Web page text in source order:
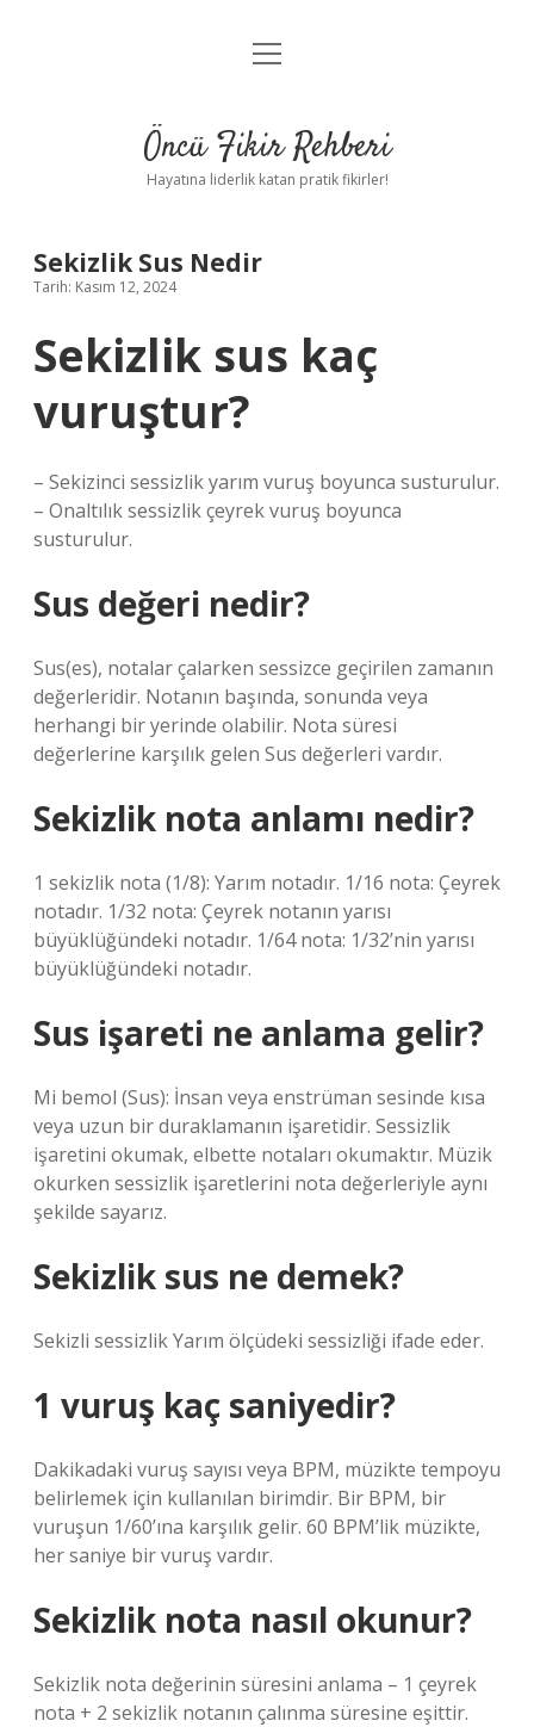
Anasayfa
Yasal Uyarı
menüyü
Öncü Fikir Rehberi
Hayatına liderlik katan pratik fikirler!
Sekizlik Sus Nedir
Tarih: Kasım 12, 2024
Sekizlik sus kaç
vuruştur?
– Sekizinci sessizlik yarım vuruş boyunca susturulur.
– Onaltılık sessizlik çeyrek vuruş boyunca
susturulur.
Sus değeri nedir?
Sus(es), notalar çalarken sessizce geçirilen zamanın
değerleridir. Notanın başında, sonunda veya
herhangi bir yerinde olabilir. Nota süresi
değerlerine karşılık gelen Sus değerleri vardır.
Sekizlik nota anlamı nedir?
1 sekizlik nota (1/8): Yarım notadır. 1/16 nota: Çeyrek
notadır. 1/32 nota: Çeyrek notanın yarısı
büyüklüğündeki notadır. 1/64 nota: 1/32’nin yarısı
büyüklüğündeki notadır.
Sus işareti ne anlama gelir?
Mi bemol (Sus): İnsan veya enstrüman sesinde kısa
veya uzun bir duraklamanın işaretidir. Sessizlik
işaretini okumak, elbette notaları okumaktır. Müzik
okurken sessizlik işaretlerini nota değerleriyle aynı
şekilde sayarız.
Sekizlik sus ne demek?
Sekizli sessizlik Yarım ölçüdeki sessizliği ifade eder.
1 vuruş kaç saniyedir?
Dakikadaki vuruş sayısı veya BPM, müzikte tempoyu
belirlemek için kullanılan birimdir. Bir BPM, bir
vuruşun 1/60’ına karşılık gelir. 60 BPM’lik müzikte,
her saniye bir vuruş vardır.
Sekizlik nota nasıl okunur?
Sekizlik nota değerinin süresini anlama – 1 çeyrek
nota + 2 sekizlik notanın çalınma süresine eşittir.